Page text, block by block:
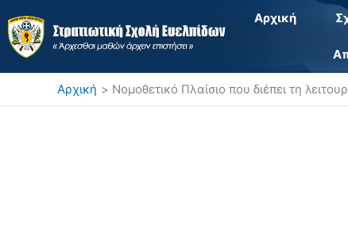
στο
περιεχόμενο
Αρχική
Αρχική Νομοθετικό Πλαίσιο που διέπει τη